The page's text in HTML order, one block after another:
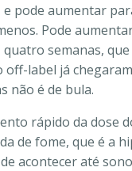
e pode aumentar
Pode
semanas,
off-label já
não é de bula.
rápido da dose
de fome, que é a
acontecer até